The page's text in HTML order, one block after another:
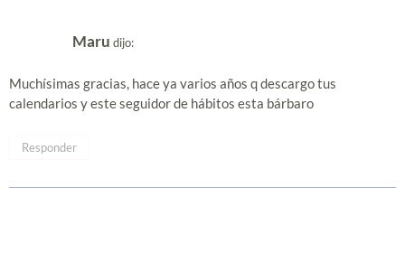
Maru dijo:
Muchísimas gracias, hace ya varios años q descargo tus
calendarios y este seguidor de hábitos esta bárbaro
Responder